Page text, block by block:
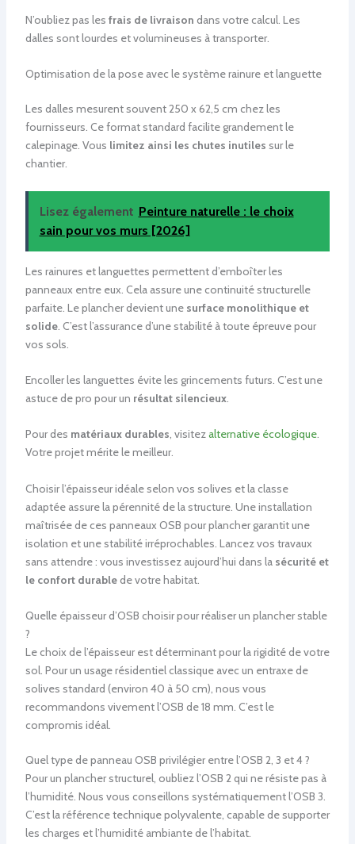
N’oubliez pas les frais de livraison dans votre calcul. Les
dalles sont lourdes et volumineuses à transporter.
Optimisation de la pose avec le système rainure et languette
Les dalles mesurent souvent 250 x 62,5 cm chez les
fournisseurs. Ce format standard facilite grandement le
calepinage. Vous limitez ainsi les chutes inutiles sur le
chantier.
Lisez également Peinture naturelle : le choix
sain pour vos murs [2026]
Les rainures et languettes permettent d’emboîter les
panneaux entre eux. Cela assure une continuité structurelle
parfaite. Le plancher devient une surface monolithique et
solide. C’est l’assurance d’une stabilité à toute épreuve pour
vos sols.
Encoller les languettes évite les grincements futurs. C’est une
astuce de pro pour un résultat silencieux.
Pour des matériaux durables, visitezalternative écologique.
Votre projet mérite le meilleur.
Choisir l’épaisseur idéale selon vos solives et la classe
adaptée assure la pérennité de la structure. Une installation
maîtrisée de ces panneaux OSB pour plancher garantit une
isolation et une stabilité irréprochables. Lancez vos travaux
sans attendre : vous investissez aujourd’hui dans la sécurité et
le confort durablede votre habitat.
Quelle épaisseur d’OSB choisir pour réaliser un plancher stable
?
Le choix de l’épaisseur est déterminant pour la rigidité de votre
sol. Pour un usage résidentiel classique avec un entraxe de
solives standard (environ 40 à 50 cm), nous vous
recommandons vivement l’OSB de 18 mm. C’est le
compromis idéal.
Quel type de panneau OSB privilégier entre l’OSB 2, 3 et 4 ?
Pour un plancher structurel, oubliez l’OSB 2 qui ne résiste pas à
l’humidité. Nous vous conseillons systématiquement l’OSB 3.
C’est la référence technique polyvalente, capable de supporter
les charges et l’humidité ambiante de l’habitat.